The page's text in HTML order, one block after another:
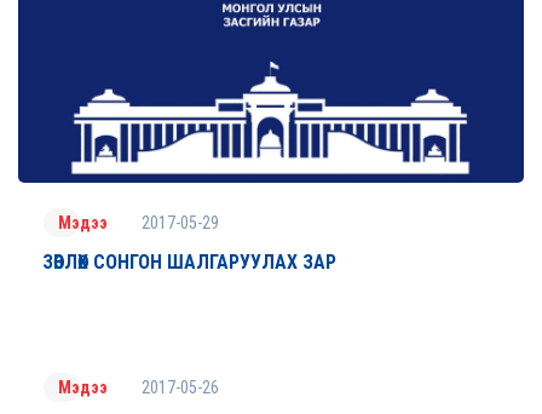
Мэдээ 2017-05-29
ЗӨВЛӨХ СОНГОН ШАЛГАРУУЛАХ ЗАР
Мэдээ 2017-05-26